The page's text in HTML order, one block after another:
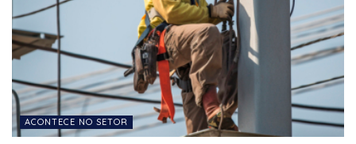
ACONTECE NO SETOR